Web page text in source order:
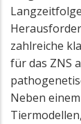
zahlreiche
für das ZNS
Neben